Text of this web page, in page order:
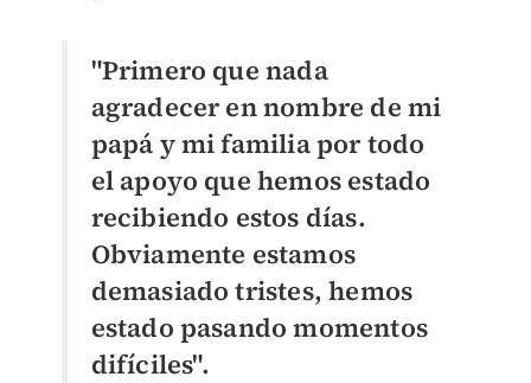
"Primero que nada
agradecer en nombre de mi
papá y mi familia por todo
el apoyo que hemos estado
recibiendo estos días.
Obviamente estamos
demasiado tristes, hemos
estado pasando momentos
difíciles".